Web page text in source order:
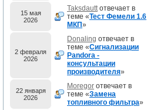
15 мая
2026
Taksdauttотвечает в
теме «Тест Фемели 1.6
МКП»
2 февраля
2026
Donaling отвечает в
теме «Сигнализации
Pandora -
консультации
производителя»
22 января
2026
Moregor отвечает в
теме «Замена
топливного фильтра»